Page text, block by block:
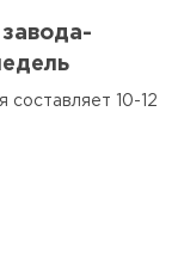
составляет 10-12